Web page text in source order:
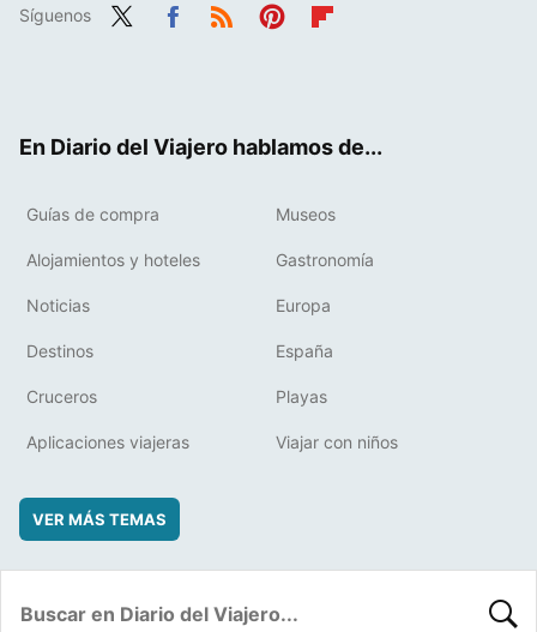
Síguenos
En Diario del Viajero hablamos de...
Guías de compra Museos
Alojamientos y hoteles Gastronomía
Noticias Europa
Destinos España
Cruceros Playas
Aplicaciones viajeras Viajar con niños
VER MÁS TEMAS